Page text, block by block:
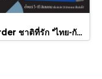
Pre-order ชาติที่รัก "ไทย-กัมพูชา" กับเส้นสมมติ / พวงทอง ภวัครพันธุ์ / มติชน